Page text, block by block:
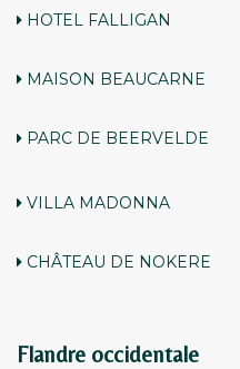
HOTEL FALLIGAN
MAISON BEAUCARNE
PARC DE BEERVELDE
VILLA MADONNA
CHÂTEAU DE NOKERE
Flandre occidentale